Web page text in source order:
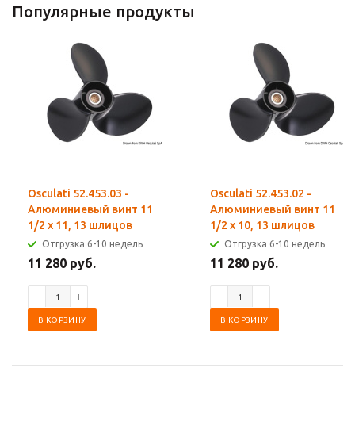
Популярные продукты
Osculati 52.453.03 -
Алюминиевый винт 11
1/2 x 11, 13 шлицов
Отгрузка 6-10 недель
11 280 руб.
В КОРЗИНУ
Osculati 52.453.02 -
Алюминиевый винт 11
1/2 x 10, 13 шлицов
Отгрузка 6-10 недель
11 280 руб.
В КОРЗИНУ